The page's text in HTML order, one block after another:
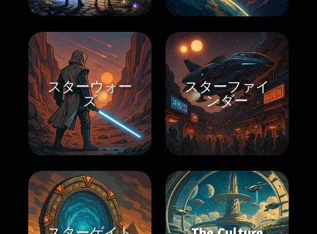
スターウォー
ズ
スターファイ
ンダー